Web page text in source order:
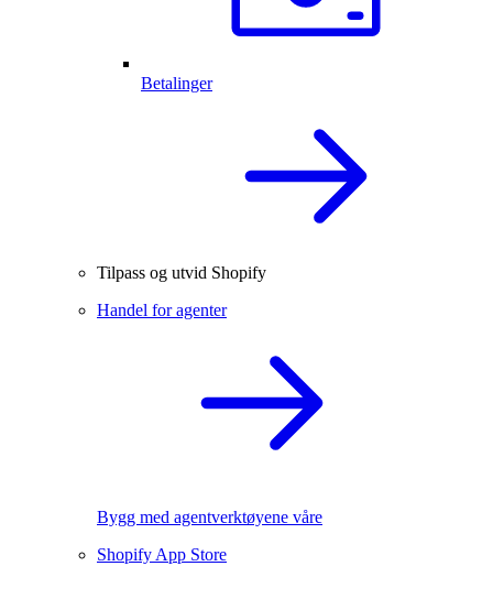
Betalinger
Tilpass og utvid Shopify
Handel for agenter
Bygg med agentverktøyene våre
Shopify App Store